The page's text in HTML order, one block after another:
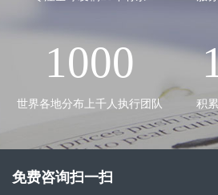
1000
世界各地分布上千人执行团队
积
免费咨询扫一扫